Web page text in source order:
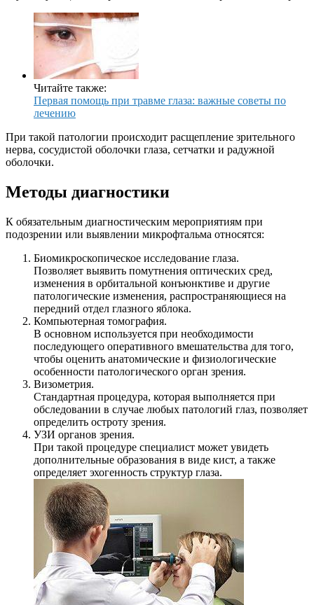
Читайте также:
Первая помощь при травме глаза: важные советы по
лечению
При такой патологии происходит расщепление зрительного
нерва, сосудистой оболочки глаза, сетчатки и радужной
оболочки.
Методы диагностики
К обязательным диагностическим мероприятиям при
подозрении или выявлении микрофтальма относятся:
Биомикроскопическое исследование глаза.
Позволяет выявить помутнения оптических сред,
изменения в орбитальной конъюнктиве и другие
патологические изменения, распространяющиеся на
передний отдел глазного яблока.
Компьютерная томография.
В основном используется при необходимости
последующего оперативного вмешательства для того,
чтобы оценить анатомические и физиологические
особенности патологического орган зрения.
Визометрия.
Стандартная процедура, которая выполняется при
обследовании в случае любых патологий глаз, позволяет
определить остроту зрения.
УЗИ органов зрения.
При такой процедуре специалист может увидеть
дополнительные образования в виде кист, а также
определяет эхогенность структур глаза.